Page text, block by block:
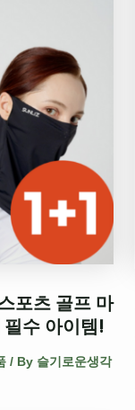
포츠 골프 마
수 아이템!
/ By 슬기로운생각